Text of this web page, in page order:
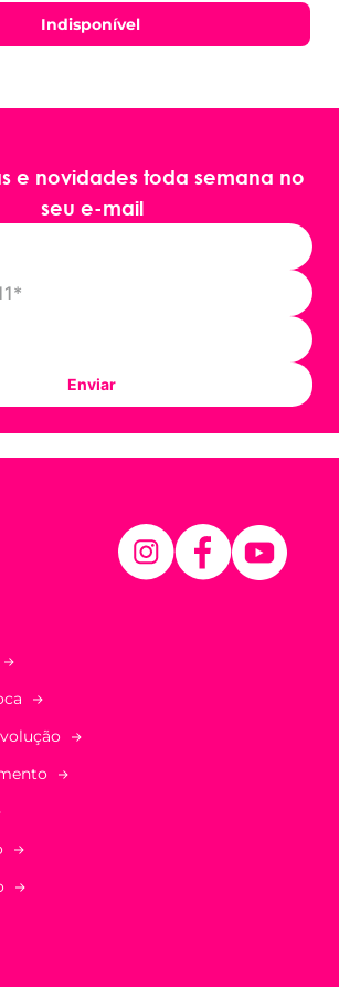
Indisponível
e novidades toda semana no
seu e-mail
Enviar